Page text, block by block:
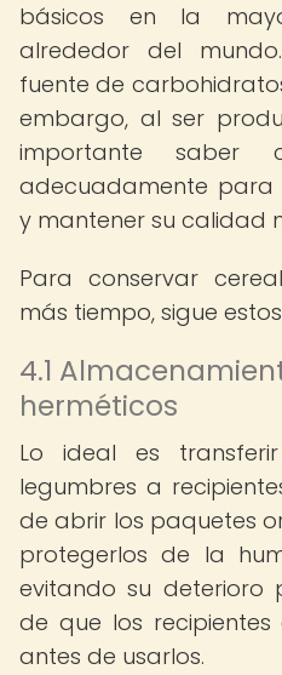
básicos en la
alrededor del
fuente de
embargo, al ser
importante saber
adecuadamente para
y mantener su calidad
Para conservar
más tiempo, sigue
4.1
herméticos
Lo ideal es
legumbres a
de abrir los paquetes
protegerlos de la
evitando su deterioro
de que los recipientes
antes de usarlos.